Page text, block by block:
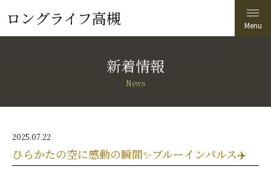
ロングライフ高槻
新着情報
News
2025.07.22
ひらかたの空に感動の瞬間✨ブルーインパルス✈️